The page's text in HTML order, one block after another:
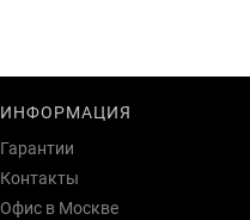
ИНФОРМАЦИЯ
Гарантии
Контакты
Офис в Москве